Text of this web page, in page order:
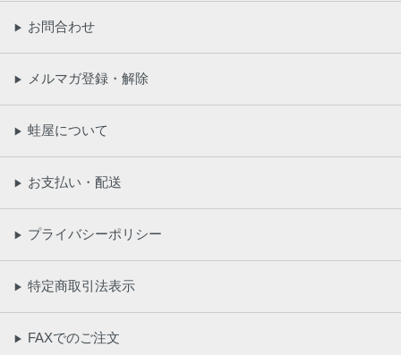
▶ お問合わせ
▶ メルマガ登録・解除
▶ 蛙屋について
▶ お支払い・配送
▶ プライバシーポリシー
▶ 特定商取引法表示
▶ FAXでのご注文